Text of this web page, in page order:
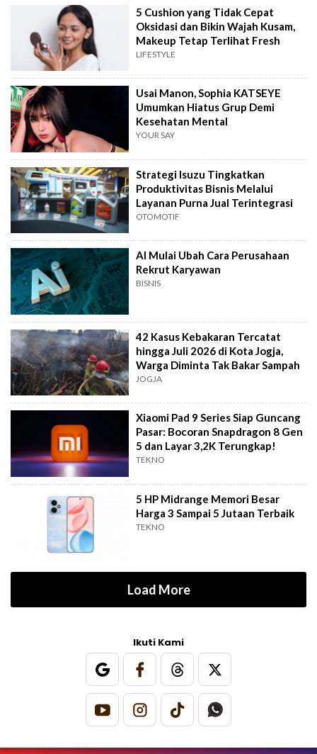
5 Cushion yang Tidak Cepat
Oksidasi dan Bikin Wajah Kusam,
Makeup Tetap Terlihat Fresh
LIFESTYLE
Usai Manon, Sophia KATSEYE
Umumkan Hiatus Grup Demi
Kesehatan Mental
YOUR SAY
Strategi Isuzu Tingkatkan
Produktivitas Bisnis Melalui
Layanan Purna Jual Terintegrasi
OTOMOTIF
AI Mulai Ubah Cara Perusahaan
Rekrut Karyawan
BISNIS
42 Kasus Kebakaran Tercatat
hingga Juli 2026 di Kota Jogja,
Warga Diminta Tak Bakar Sampah
JOGJA
Xiaomi Pad 9 Series Siap Guncang
Pasar: Bocoran Snapdragon 8 Gen
5 dan Layar 3,2K Terungkap!
TEKNO
5 HP Midrange Memori Besar
Harga 3 Sampai 5 Jutaan Terbaik
TEKNO
Load More
Ikuti Kami